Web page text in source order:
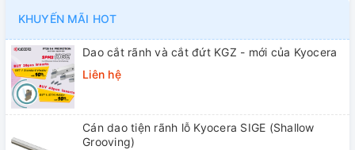
KHUYẾN MÃI HOT
Dao cắt rãnh và cắt đứt KGZ - mới của Kyocera
Liên hệ
Cán dao tiện rãnh lỗ Kyocera SIGE (Shallow
Grooving)